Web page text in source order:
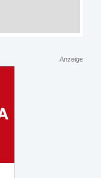
Anzeige